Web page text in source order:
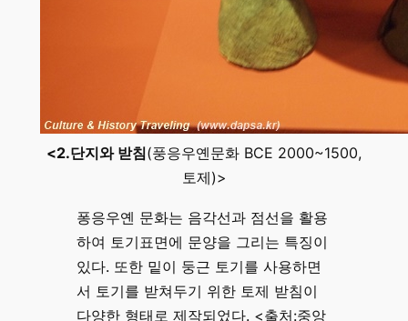
<2.단지와 받침(풍응우옌문화 BCE 2000~1500,
토제)>
퐁응우옌 문화는 음각선과 점선을 활용
하여 토기표면에 문양을 그리는 특징이
있다. 또한 밑이 둥근 토기를 사용하면
서 토기를 받쳐두기 위한 토제 받침이
다양한 형태로 제작되었다. <출처:중앙